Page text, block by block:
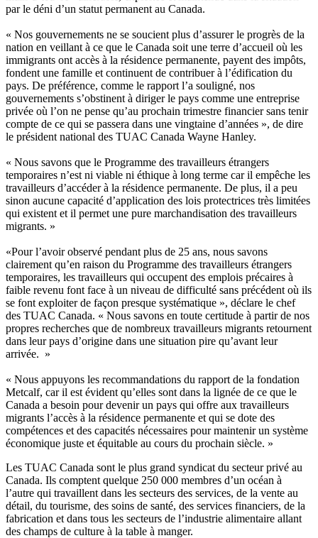
par le déni d’un statut permanent au Canada.
« Nos gouvernements ne se soucient plus d’assurerle progrès de la
nation en veillant à ce que le Canada soit une terre d’accueil où les
immigrants ont accès à la résidence permanente, payent des impôts,
fondent une famille et continuent de contribuer à l’édification du
pays. De préférence, comme le rapport l’a souligné, nos
gouvernements s’obstinent à dirigerle pays comme une entreprise
privée où l’on ne pense qu’au prochain trimestre financier sans tenir
compte de ce qui se passera dans une vingtaine d’années », de dire
le président national des TUAC Canada Wayne Hanley.
« Nous savons que le Programme des travailleurs étrangers
temporaires n’est ni viable ni éthique à long terme caril empêche les
travailleurs d’accéder à la résidence permanente. De plus, il a peu
sinon aucune capacité d’application des lois protectrices très limitées
qui existent et il permet une pure marchandisation des travailleurs
migrants. »
«Pourl’avoir observé pendant plus de 25 ans, nous savons
clairement qu’en raison du Programme des travailleurs étrangers
temporaires, les travailleurs qui occupent des emplois précaires à
faible revenu font face à un niveau de difficulté sans précédent où ils
se font exploiter de façon presque systématique », déclare le chef
des TUAC Canada. « Nous savons en toute certitude à partirde nos
propres recherches que de nombreux travailleurs migrants retournent
dans leurpays d’origine dans une situation pire qu’avant leur
arrivée. »
« Nous appuyons les recommandations du rapport de la fondation
Metcalf, caril est évident qu’elles sont dans la lignée de ce que le
Canada a besoin pourdevenirun pays qui offre aux travailleurs
migrants l’accès à la résidence permanente et qui se dote des
compétences et des capacités nécessaires pourmaintenirun système
économique juste et équitable au cours du prochain siècle. »
Les TUAC Canada sont le plus grand syndicat du secteur privé au
Canada. Ils comptent quelque 250 000 membres d’un océan à
l’autre qui travaillent dans les secteurs des services, de la vente au
détail, du tourisme, des soins de santé, des services financiers, de la
fabrication et dans tous les secteurs de l’industrie alimentaire allant
des champs de culture à la table à manger.